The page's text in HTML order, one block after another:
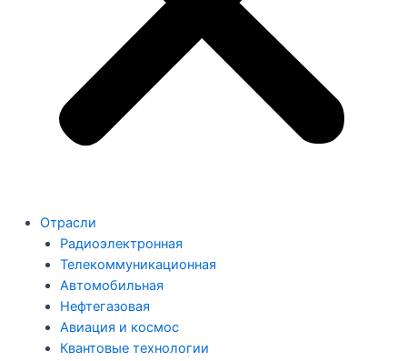
Отрасли
Радиоэлектронная
Телекоммуникационная
Автомобильная
Нефтегазовая
Авиация и космос
Квантовые технологии